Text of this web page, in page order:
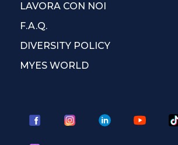
LAVORA CON NOI
F.A.Q.
DIVERSITY POLICY
MYES WORLD